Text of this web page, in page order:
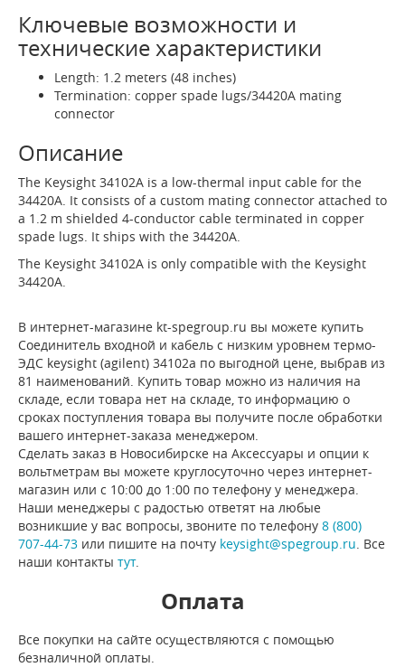
Ключевые возможности и
технические характеристики
Length: 1.2 meters (48 inches)
Termination: copper spade lugs/34420A mating
connector
Описание
The Keysight 34102A is a low-thermal input cable for the
34420A. It consists of a custom mating connector attached to
a 1.2 m shielded 4-conductor cable terminated in copper
spade lugs. It ships with the 34420A.
The Keysight 34102A is only compatible with the Keysight
34420A.
В интернет-магазине kt-spegroup.ru вы можете купить
Соединитель входной и кабель с низким уровнем термо-
ЭДС keysight (agilent) 34102a по выгодной цене, выбрав из
81 наименований. Купить товар можно из наличия на
складе, если товара нет на складе, то информацию о
сроках поступления товара вы получите после обработки
вашего интернет-заказа менеджером.
Сделать заказ в Новосибирске на Аксессуары и опции к
вольтметрам вы можете круглосуточно через интернет-
магазин или с 10:00 до 1:00 по телефону у менеджера.
Наши менеджеры с радостью ответят на любые
возникшие у вас вопросы, звоните по телефону 8 (800)
707-44-73 или пишите на почту keysight@spegroup.ru. Все
наши контакты тут.
Оплата
Все покупки на сайте осуществляются с помощью
безналичной оплаты.